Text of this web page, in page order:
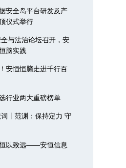
安全岛平台研发及产
仪式举行
与法治论坛召开，安
脑实践
安恒恒脑走进千行百
行业两大重磅榜单
丨范渊：保持定力 守
以致远——安恒信息